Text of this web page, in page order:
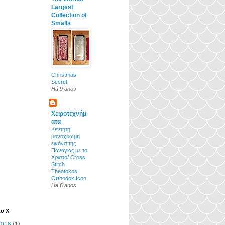
Largest
Collection of
Smalls
Christmas
Secret
Há 9 anos
Χειροτεχνήμ
ατα
Κεντητή
μονόχρωμη
εικόνα της
Παναγίας με το
Χριστό/ Cross
Stitch
Theotokos
Orthodox Icon
Há 6 anos
X